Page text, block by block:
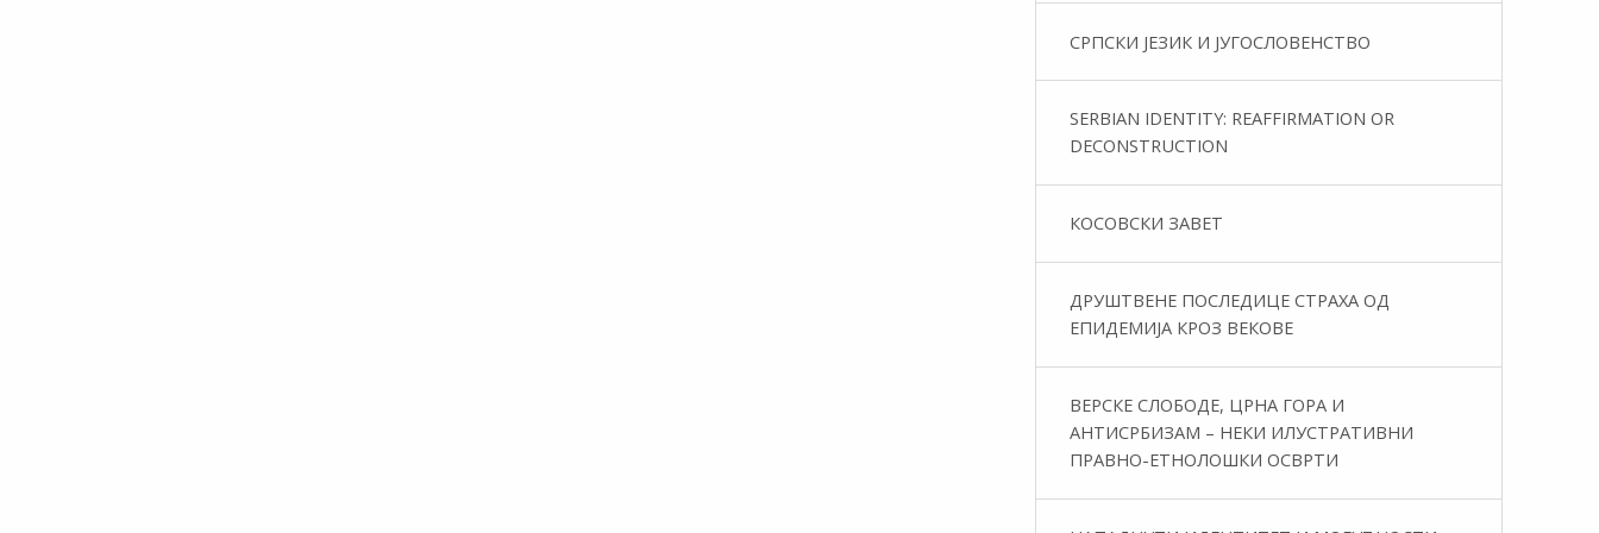
СРПСКИ ЈЕЗИК И ЈУГОСЛОВЕНСТВО
SERBIAN IDENTITY: REAFFIRMATION OR
DECONSTRUCTION
КОСОВСКИ ЗАВЕТ
ДРУШТВЕНЕ ПОСЛЕДИЦЕ СТРАХА ОД
ЕПИДЕМИЈА КРОЗ ВЕКОВЕ
ВЕРСКЕ СЛОБОДЕ, ЦРНА ГОРА И
АНТИСРБИЗАМ – НЕКИ ИЛУСТРАТИВНИ
ПРАВНО-ЕТНОЛОШКИ ОСВРТИ